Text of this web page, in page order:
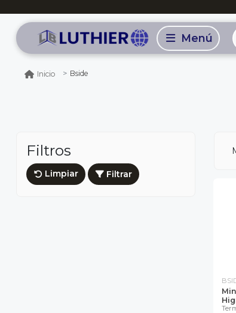
Inicio Bside
Filtros
Limpiar Filtrar